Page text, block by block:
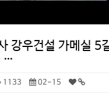
강우건설 가메실 5
…
1133 02-15